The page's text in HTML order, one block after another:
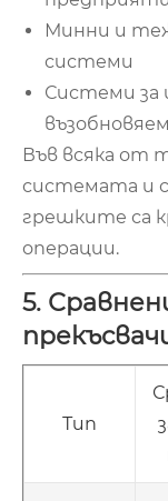
Минни и
системи
Системи за
Във всяка от
системата и
грешките са
операции.
5.
Тип